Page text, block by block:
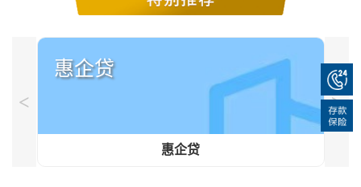
<
惠企贷
惠企贷
>